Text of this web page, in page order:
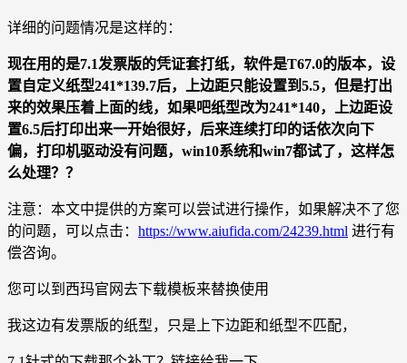
详细的问题情况是这样的：
现在用的是7.1发票版的凭证套打纸，软件是T67.0的版本，设
置自定义纸型241*139.7后，上边距只能设置到5.5，但是打出
来的效果压着上面的线，如果吧纸型改为241*140，上边距设
置6.5后打印出来一开始很好，后来连续打印的话依次向下
偏，打印机驱动没有问题，win10系统和win7都试了，这样怎
么处理？？
注意：本文中提供的方案可以尝试进行操作，如果解决不了您
的问题，可以点击： https://www.aiufida.com/24239.html 进行有
偿咨询。
您可以到西玛官网去下载模板来替换使用
我这边有发票版的纸型，只是上下边距和纸型不匹配，